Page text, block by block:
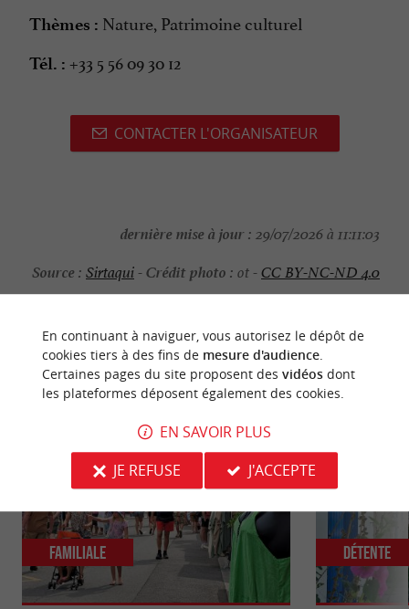
Thèmes : Nature, Patrimoine culturel
Tél. : +33 5 56 09 30 12
CONTACTER L'ORGANISATEUR
dernière mise à jour : 29/07/2026 à 11:11:03
Source : Sirtaqui-Crédit photo : ot -CC BY-NC-ND 4.0
NOUS AVONS TESTÉPOUR VOUS
Familiale Détente
En continuant à naviguer, vous autorisez le dépôt de
cookies tiers à des fins de mesure d'audience.
Certaines pages du site proposent des vidéosdont
les plateformes déposent également des cookies.
EN SAVOIR PLUS
JE REFUSE
J'ACCEPTE